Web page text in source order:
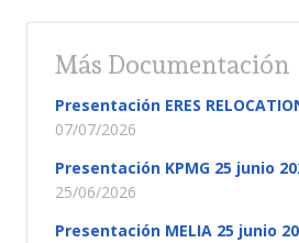
Más Documentación
Presentación ERES
07/07/2026
Presentación KPMG 25 junio
25/06/2026
Presentación MELIA 25 junio